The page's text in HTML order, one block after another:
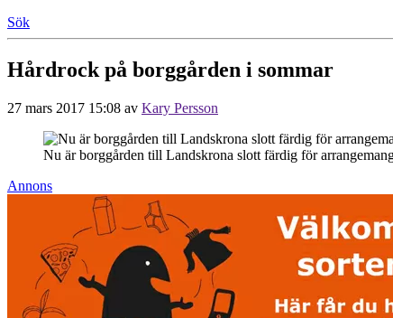
Sök
Hårdrock på borggården i sommar
27 mars 2017 15:08 av Kary Persson
Nu är borggården till Landskrona slott färdig för
Annons